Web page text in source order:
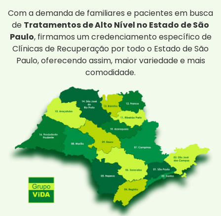
Com a demanda de familiares e pacientes em busca
de Tratamentos de Alto Nível no Estado de São
Paulo, firmamos um credenciamento específico de
Clínicas de Recuperação por todo o Estado de São
Paulo, oferecendo assim, maior variedade e mais
comodidade.